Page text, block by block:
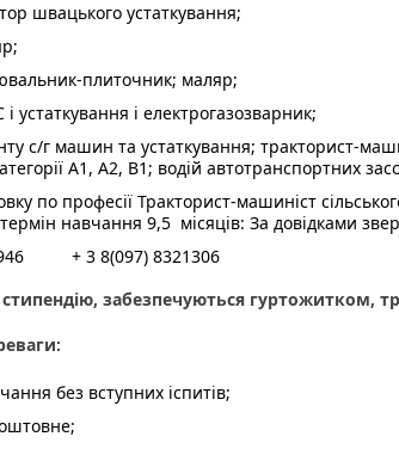
набір
учнів
н.р.
здобуття
професій
базі
та
класів.
швацького устаткування;
плиточник; маляр;
устаткування і електрогазозварник;
с/г машин та устаткування; тракторист-
А1, А2, В1; водій автотранспортних
по професії Тракторист-машиніст
навчання 9,5 місяців: За довідками
+ 3 8(097) 8321306
забезпечуються гуртожитком,
без вступних іспитів;